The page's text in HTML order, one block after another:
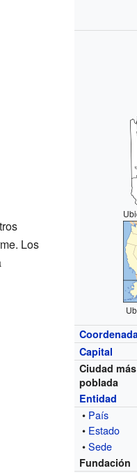
Capital
Ciudad más
poblada
Entidad
• País
• Estado
•Sede
Fundación
Los